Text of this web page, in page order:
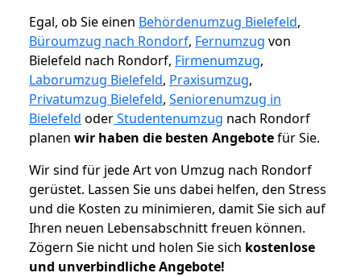
Egal, ob Sie einen Behördenumzug Bielefeld,
Büroumzug nach Rondorf, Fernumzug von
Bielefeld nach Rondorf, Firmenumzug,
Laborumzug Bielefeld, Praxisumzug,
Privatumzug Bielefeld, Seniorenumzug in
Bielefeld oderStudentenumzug nach Rondorf
planen wir haben die besten Angebotefür Sie.
Wir sind für jede Art von Umzug nach Rondorf
gerüstet. Lassen Sie uns dabei helfen, den Stress
und die Kosten zu minimieren, damit Sie sich auf
Ihren neuen Lebensabschnitt freuen können.
Zögern Sie nicht und holen Sie sich kostenlose
und unverbindliche Angebote!